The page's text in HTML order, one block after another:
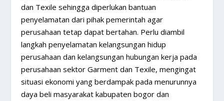
dan Texile sehingga diperlukan bantuan
penyelamatan dari pihak pemerintah agar
perusahaan tetap dapat bertahan. Perlu diambil
langkah penyelamatan kelangsungan hidup
perusahaan dan kelangsungan hubungan kerja pada
perusahaan sektor Garment dan Texile, mengingat
situasi ekonomi yang berdampak pada menurunnya
daya beli masyarakat kabupaten bogor dan